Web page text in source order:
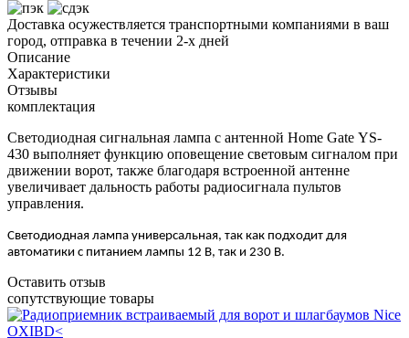
Доставка осужествляется транспортными компаниями в ваш
город, отправка в течении 2-х дней
Описание
Характеристики
Отзывы
комплектация
Светодиодная сигнальная лампа с антенной Home Gate YS-
430 выполняет функцию оповещение световым сигналом при
движении ворот, также благодаря встроенной антенне
увеличивает дальность работы радиосигнала пультов
управления.
Светодиодная лампа универсальная, так как подходит для
автоматики с питанием лампы 12 В, так и 230 В.
Оставить отзыв
сопутствующие товары